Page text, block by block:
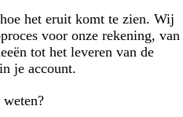
het eruit komt te zien. Wij
voor onze rekening, van
tot het leveren van de
je account.